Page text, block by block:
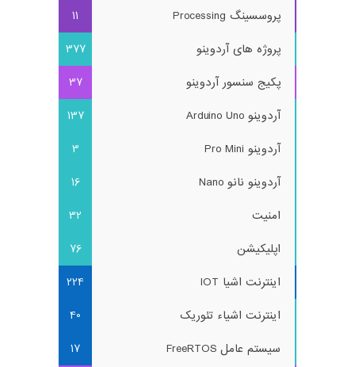
پروسسینگ Processing
11
پروژه های آردوینو
377
پکیج سنسور آردوینو
37
آردوینو Arduino Uno
137
آردوینو Pro Mini
3
آردوینو نانو Nano
16
امنیت
32
اپلیکیشن
76
اینترنت اشیا IOT
224
اینترنت اشیاء تئوریک
40
سیستم عامل FreeRTOS
17